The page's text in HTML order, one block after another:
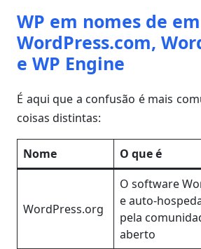
WP em nomes de
WordPress.com,
e WP Engine
É aqui que a confusão é mais
coisas distintas:
Nome O que é
WordPress.org
O software
e auto-
pela
aberto